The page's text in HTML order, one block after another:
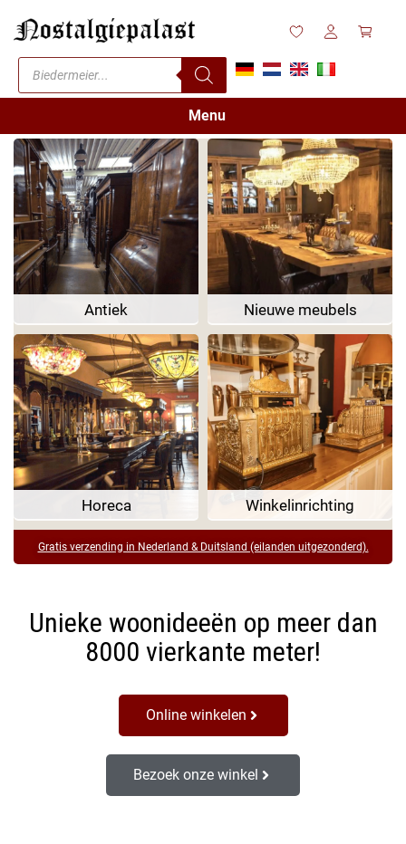
Menu
Antiek Nieuwe meubels
Horeca Winkelinrichting
Gratis verzending in Nederland & Duitsland (eilanden uitgezonderd).
Unieke woonideeën op meer dan
8000 vierkante meter!
Online winkelen
Bezoek onze winkel